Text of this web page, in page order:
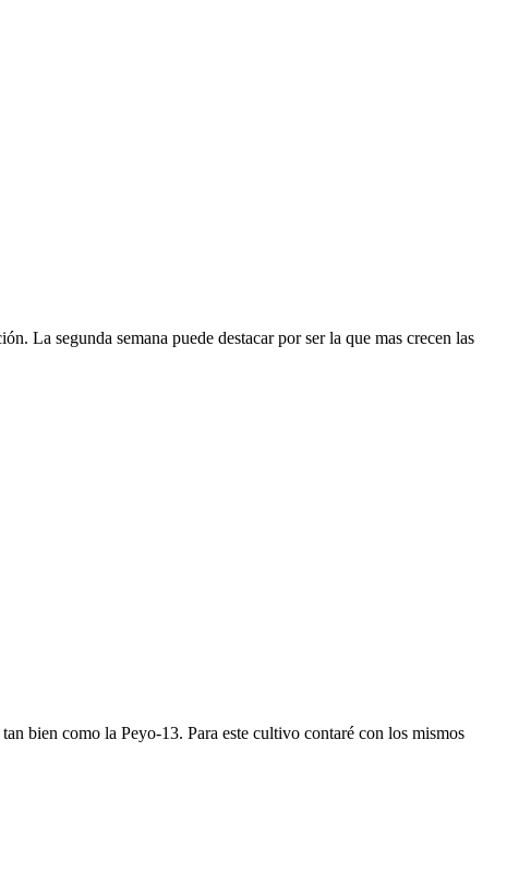
La segunda semana puede destacar por ser la que mas crecen las
bien como la Peyo-13. Para este cultivo contaré con los mismos